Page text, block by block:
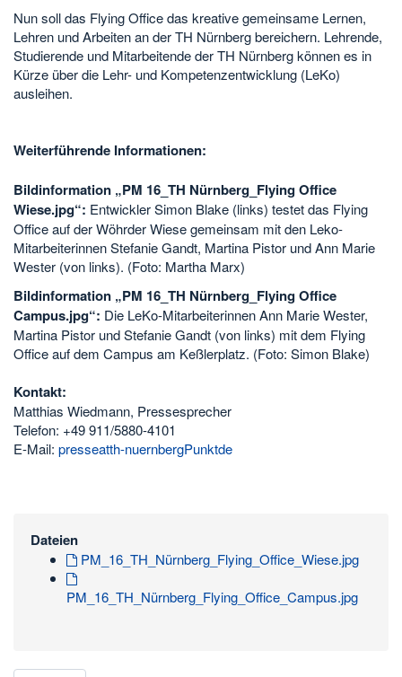
Nun soll das Flying Office das kreative gemeinsame Lernen,
Lehren und Arbeiten an der TH Nürnberg bereichern. Lehrende,
Studierende und Mitarbeitende der TH Nürnberg können es in
Kürze über die Lehr- und Kompetenzentwicklung (LeKo)
ausleihen.
Weiterführende Informationen:
Bildinformation „PM 16_TH Nürnberg_Flying Office
Wiese.jpg“: Entwickler Simon Blake (links) testet das Flying
Office auf der Wöhrder Wiese gemeinsam mit den Leko-
Mitarbeiterinnen Stefanie Gandt, Martina Pistor und Ann Marie
Wester (von links). (Foto: Martha Marx)
Bildinformation „PM 16_TH Nürnberg_Flying Office
Campus.jpg“: Die LeKo-Mitarbeiterinnen Ann Marie Wester,
Martina Pistor und Stefanie Gandt (von links) mit dem Flying
Office auf dem Campus am Keßlerplatz. (Foto: Simon Blake)
Kontakt:
Matthias Wiedmann, Pressesprecher
Telefon: +49 911/5880-4101
E-Mail: presseatth-nuernbergPunktde
Dateien
PM_16_TH_Nürnberg_Flying_Office_Wiese.jpg
PM_16_TH_Nürnberg_Flying_Office_Campus.jpg